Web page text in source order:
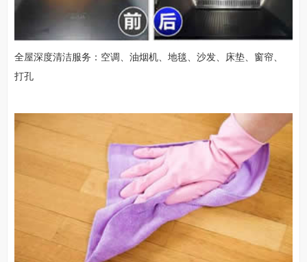
全屋深度清洁服务：空调、油烟机、地毯、沙发、床垫、窗帘、
打孔